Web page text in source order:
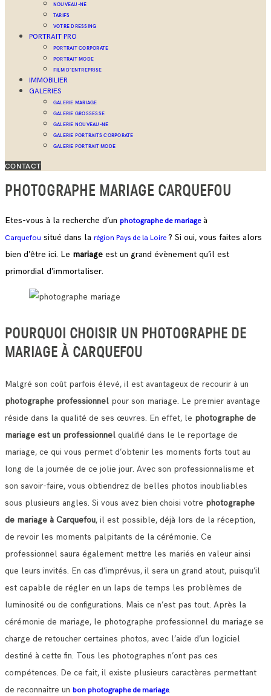
NOUVEAU-NÉ
TARIFS
VOTRE DRESSING
PORTRAIT PRO
PORTRAIT CORPORATE
PORTRAIT MODE
FILM D’ENTREPRISE
IMMOBILIER
GALERIES
GALERIE MARIAGE
GALERIE GROSSESSE
GALERIE NOUVEAU-NÉ
GALERIE PORTRAITS CORPORATE
GALERIE PORTRAIT MODE
CONTACT
PHOTOGRAPHE MARIAGE CARQUEFOU
Etes-vous à la recherche d’un photographe de mariageà
Carquefou situé dans la région Pays de la Loire ? Si oui, vous faites alors
bien d’être ici. Le mariage est un grand évènement qu’il est
primordial d’immortaliser.
POURQUOI CHOISIR UN PHOTOGRAPHE DE
MARIAGE À CARQUEFOU
Malgré son coût parfois élevé, il est avantageux de recourir à un
photographe professionnel pour son mariage. Le premier avantage
réside dans la qualité de ses œuvres. En effet, le photographe de
mariage est un professionnel qualifié dans le le reportage de
mariage, ce qui vous permet d’obtenir les moments forts tout au
long de la journée de ce jolie jour. Avec son professionnalisme et
son savoir-faire, vous obtiendrez de belles photos inoubliables
sous plusieurs angles. Si vous avez bien choisi votre photographe
de mariage à Carquefou, il est possible, déjà lors de la réception,
de revoir les moments palpitants de la cérémonie. Ce
professionnel saura également mettre les mariés en valeur ainsi
que leurs invités. En cas d’imprévus, il sera un grand atout, puisqu’il
est capable de régler en un laps de temps les problèmes de
luminosité ou de configurations. Mais ce n’est pas tout. Après la
cérémonie de mariage, le photographe professionnel du mariage se
charge de retoucher certaines photos, avec l’aide d’un logiciel
destiné à cette fin. Tous les photographes n’ont pas ces
compétences. De ce fait, il existe plusieurs caractères permettant
de reconnaitre un bon photographe de mariage.